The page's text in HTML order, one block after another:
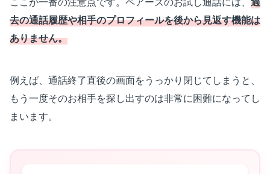
去の通話履歴や相手のプロフィールを後から見返す機能は
ありません。
例えば、通話終了直後の画面をうっかり閉じてしまうと、
もう一度そのお相手を探し出すのは非常に困難になってし
まいます。